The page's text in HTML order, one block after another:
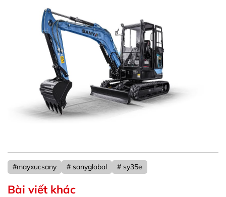
#mayxucsany # sanyglobal # sy35e
Bài viết khác